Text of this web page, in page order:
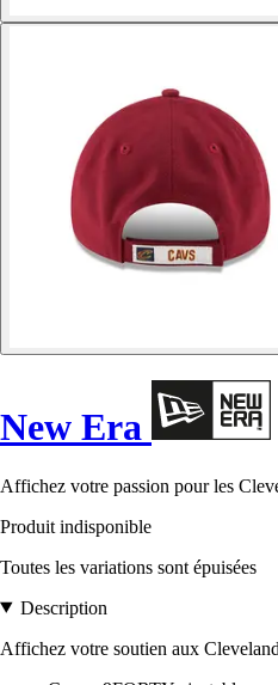
New Era
Affichez votre passion pour les
Produit indisponible
Toutes les variations sont épuisées
Description
Affichez votre soutien aux